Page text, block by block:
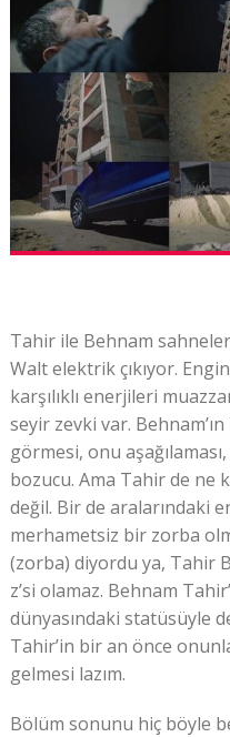
Tahir ile Behnam
Walt elektrik çıkıyor.
karşılıklı enerjileri
seyir zevki var.
görmesi, onu
bozucu. Ama Tahir de ne
değil. Bir de aralarındaki
merhametsiz bir zorba
(zorba) diyordu ya, Tahir
z’si olamaz. Behnam
dünyasındaki statüsüyle
Tahir’in bir an önce
gelmesi lazım.
Bölüm sonunu hiç böyle